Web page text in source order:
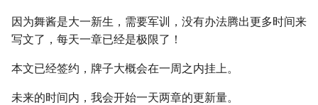
因为舞酱是大一新生，需要军训，没有办法腾出更多时间来
写文了，每天一章已经是极限了！
本文已经签约，牌子大概会在一周之内挂上。
未来的时间内，我会开始一天两章的更新量。